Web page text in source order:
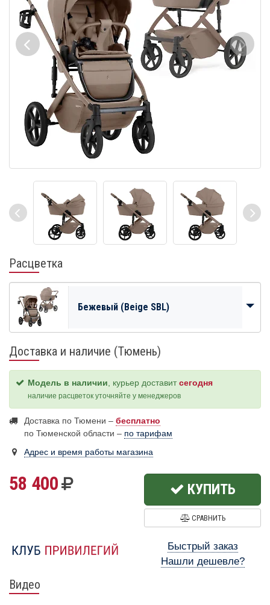
Расцветка
Бежевый (Beige SBL)
Доставка и наличие (Тюмень)
Модель в наличии , курьер доставитсегодня
наличие расцветок уточняйте у менеджеров
Доставка по Тюмени – бесплатно
по Тюменской области – по тарифам
Адрес и время работы магазина
58 400 КУПИТЬ
СРАВНИТЬ
Быстрый заказ
Нашли дешевле?
Видео